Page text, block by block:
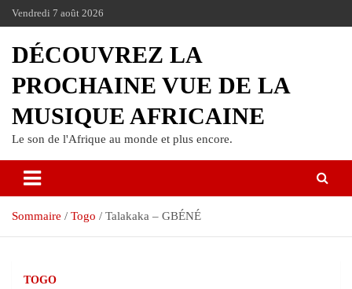
Vendredi 7 août 2026
DÉCOUVREZ LA
PROCHAINE VUE DE LA
MUSIQUE AFRICAINE
Le son de l'Afrique au monde et plus encore.
Sommaire Togo Talakaka – GBÉNÉ
TOGO